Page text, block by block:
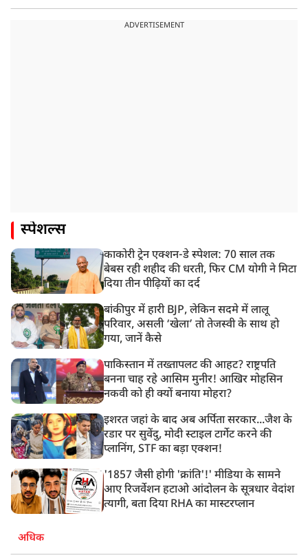
ADVERTISEMENT
स्पेशल्स
काकोरी ट्रेन एक्शन-डे स्पेशल: 70 साल तक
बेबस रही शहीद की धरती, फिर CM योगी ने मिटा
दिया तीन पीढ़ियों का दर्द
बांकीपुर में हारी BJP, लेकिन सदमे में लालू
परिवार, असली ‘खेला’ तो तेजस्वी के साथ हो
गया, जानें कैसे
पाकिस्तान में तख्तापलट की आहट? राष्ट्रपति
बनना चाह रहे आसिम मुनीर! आखिर मोहसिन
नकवी को ही क्यों बनाया मोहरा?
इशरत जहां के बाद अब अर्पिता सरकार...जैश के
रडार पर सुवेंदु, मोदी स्टाइल टार्गेट करने की
प्लानिंग, STF का बड़ा एक्शन!
'1857 जैसी होगी 'क्रांति'!' मीडिया के सामने
आए रिजर्वेशन हटाओ आंदोलन के सूत्रधार वेदांश
त्यागी, बता दिया RHA का मास्टरप्लान
अधिक